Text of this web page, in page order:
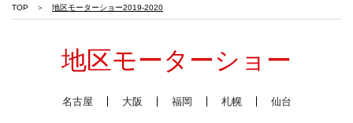
TOP 地区モーターショー2019-2020
地区モーターショー
名古屋 大阪 福岡 札幌 仙台